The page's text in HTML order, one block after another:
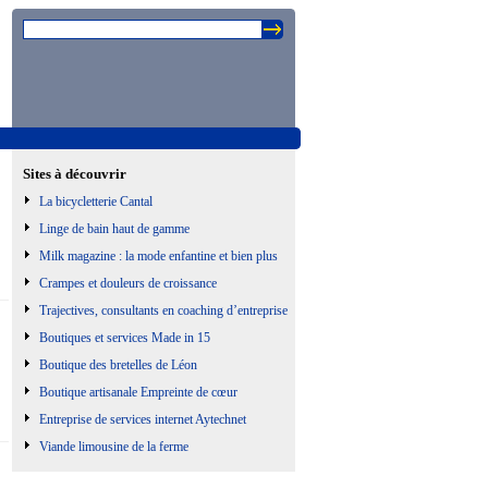
Sites à découvrir
La bicycletterie Cantal
Linge de bain haut de gamme
Milk magazine : la mode enfantine et bien plus
Crampes et douleurs de croissance
Trajectives, consultants en coaching d’entreprise
Boutiques et services Made in 15
Boutique des bretelles de Léon
Boutique artisanale Empreinte de cœur
Entreprise de services internet Aytechnet
Viande limousine de la ferme